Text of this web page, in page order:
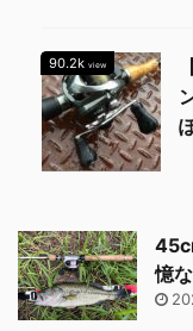
90.2k view
憶